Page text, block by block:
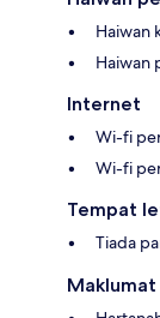
Haiwan
Haiwan
Internet
Wi-fi
Wi-fi
Tempat
Tiada
Maklumat